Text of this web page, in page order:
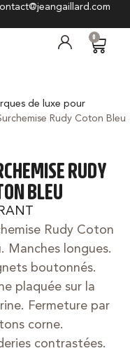
0
de luxe pour
Rudy Coton Bleu
RUDY
BLEU
Rudy Coton
Manches longues.
boutonnés.
plaquée sur la
Fermeture par
corne.
contrastées.